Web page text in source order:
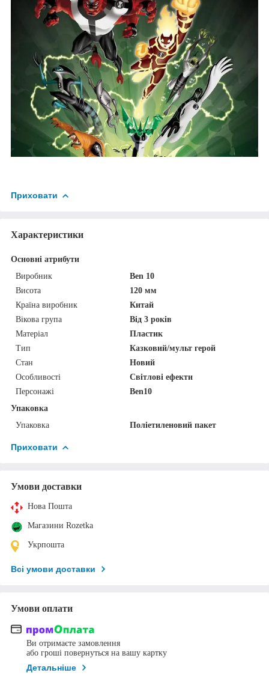
Приховати
Характеристики
Основні атрибути
Виробник
Ben 10
Висота
120 мм
Країна виробник
Китай
Вікова група
Від 3 років
Матеріал
Пластик
Тип
Казковий/мульт герой
Стан
Новий
Особливості
Світлові ефекти
Персонажі
Ben10
Упаковка
Упаковка
Поліетиленовий пакет
Приховати
Умови доставки
Нова Пошта
Магазини Rozetka
Укрпошта
Всі умови доставки
Умови оплати
Ви отримаєте замовлення
або гроші повернуться на вашу картку
Детальніше